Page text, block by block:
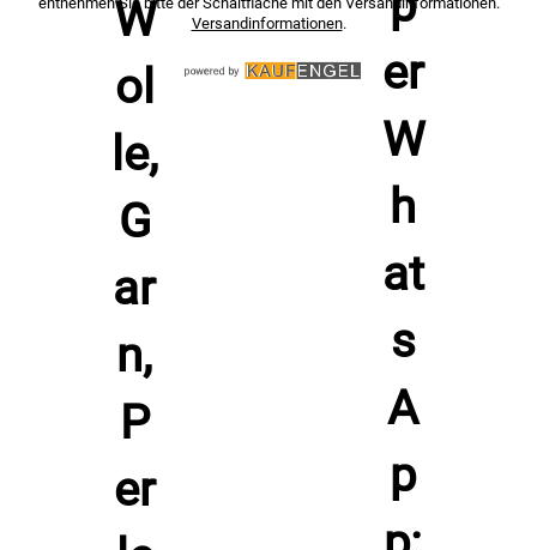
Versandinformationen.